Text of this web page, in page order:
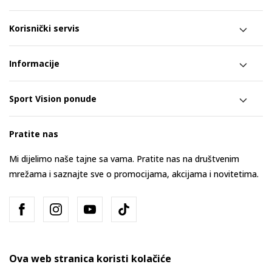
Korisnički servis
Informacije
Sport Vision ponude
Pratite nas
Mi dijelimo naše tajne sa vama. Pratite nas na društvenim
mrežama i saznajte sve o promocijama, akcijama i novitetima.
Ova web stranica koristi kolačiće